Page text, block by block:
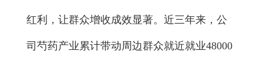
红利，让群众增收成效显著。近三年来，公
司芍药产业累计带动周边群众就近就业48000